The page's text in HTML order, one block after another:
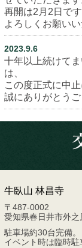
再開は2月2日です
よろしくお願いい
2023.9.6
十年以上続けて
は、
この度正式に中
誠にありがとうご
牛臥山 林昌寺
〒487-0002
愛知県春日井市外之
駐車場約30台完備。
イベント時は臨時駐